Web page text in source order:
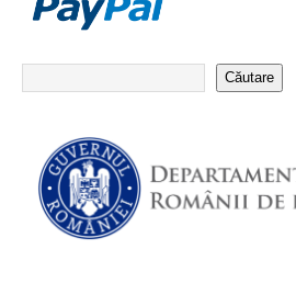
Căutare